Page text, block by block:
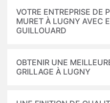
VOTRE ENTREPRISE DE
MURET À LUGNY AVEC
GUILLOUARD
OBTENIR UNE
GRILLAGE À LUGNY